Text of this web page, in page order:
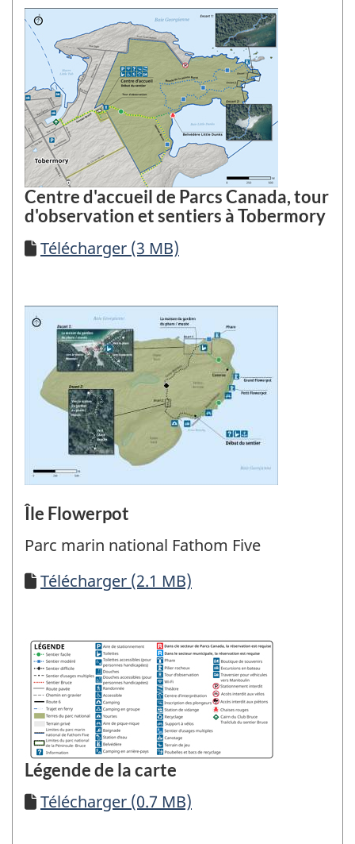
Centre d'accueil de Parcs Canada, tour
d'observation et sentiers à Tobermory
Télécharger
Télécharger (3 MB)
Île Flowerpot
Parc marin national Fathom Five
Télécharger
Télécharger (2.1 MB)
Légende de la carte
Télécharger
Télécharger (0.7 MB)